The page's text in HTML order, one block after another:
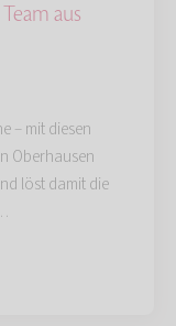
aus
– mit diesen
Oberhausen
löst damit die